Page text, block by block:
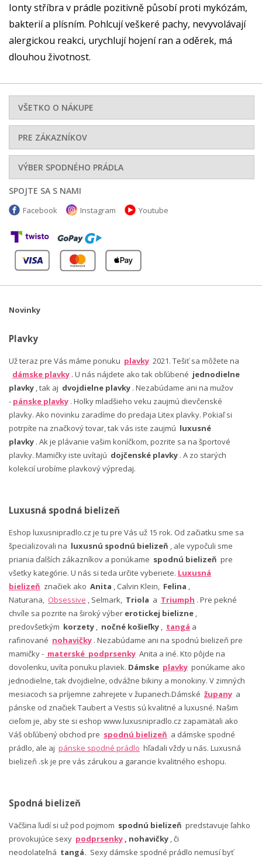
Ionty stříbra v prádle pozitivně působí proti mykózám,
bakterií a plísním. Pohlcují veškeré pachy, nevyvolávají
alergickou reakci, urychlují hojení ran a oděrek, má
dlouhou životnost.
VŠETKO O NÁKUPE
PRE ZÁKAZNÍKOV
VÝBER SPODNÉHO PRÁDLA
SPOJTE SA S NAMI
Facebook Instagram Youtube
Novinky
Plavky
Už teraz pre Vás máme ponuku plavky 2021. Tešiť sa môžete na
dámske plavky . U nás nájdete ako tak obľúbené jednodielne
plavky , tak aj dvojdielne plavky . Nezabúdame ani na mužov
- pánske plavky . Holky mladšieho veku zaujmú dievčenské
plavky. Ako novinku zaradíme do predaja Litex plavky. Pokiaľ si
potrpíte na značkový tovar, tak vás iste zaujmú luxusné
plavky . Ak je plávanie vašim koníčkom, pozrite sa na športové
plavky. Mamičky iste uvítajú dojčenské plavky . A zo starých
kolekcií urobíme plavkový výpredaj.
Luxusná spodná bielizeň
Eshop luxusnipradlo.cz je tu pre Vás už 15 rok. Od začiatku sme sa
špecializovali na luxusnú spodnú bielizeň , ale vypočuli sme
priania ďalších zákazníkov a ponúkame spodnú bielizeň pre
všetky kategórie. U nás si teda určite vyberiete. Luxusná
bielizeň značiek ako Anita , Calvin Klein, Felina ,
Naturana, Obsessive , Selmark, Triola a Triumph . Pre pekné
chvíle sa pozrite na široký výber erotickej bielizne ,
predovšetkým korzety , nočné košieľky , tangá a
rafinované nohavičky . Nezabúdame ani na spodnú bielizeň pre
mamičky - materské podprsenky Anita a iné. Kto pôjde na
dovolenku, uvíta ponuku plaviek. Dámske plavky ponúkame ako
jednodielne, tak dvojdielne, odvážne bikiny a monokiny. V zimných
mesiacoch sa príjemne zahrejete v županech.Dámské župany a
pánske od značiek Taubert a Vestis sú kvalitné a luxusné. Našim
cieľom je, aby ste si eshop www.luxusnipradlo.cz zapamätali ako
Váš obľúbený obchod pre spodnú bielizeň a dámske spodné
prádlo, ale aj pánske spodné prádlo hľadali vždy u nás. Luxusná
bielizeň .sk je pre vás zárukou a garancie kvalitného eshopu.
Spodná bielizeň
Väčšina ľudí si už pod pojmom spodnú bielizeň predstavuje ľahko
provokujúce sexy podprsenky , nohavičky , či
neodolateľná tangá. Sexy dámske spodné prádlo nemusí byť